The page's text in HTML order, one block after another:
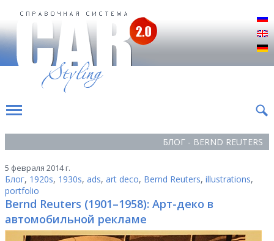
БЛОГ - BERND REUTERS
5 февраля 2014 г.
Блог, 1920s, 1930s, ads, art deco, Bernd Reuters, illustrations,
portfolio
Bernd Reuters (1901–1958): Арт-деко в
автомобильной рекламе